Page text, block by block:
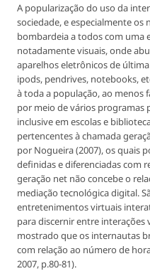
A popularização do uso da
sociedade, e especialmente os
bombardeia a todos com uma
notadamente visuais, onde
aparelhos eletrônicos de
ipods, pendrives, notebooks,
à toda a população, ao menos
por meio de vários programas
inclusive em escolas e
pertencentes à chamada
por Nogueira (2007), os quais
definidas e diferenciadas com
geração net não concebe o
mediação tecnológica digital.
entretenimentos virtuais
para discernir entre interações
mostrado que os internautas
com relação ao número de
2007, p.80-81).